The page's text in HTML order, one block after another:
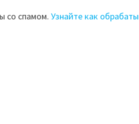
со спамом.Узнайте как